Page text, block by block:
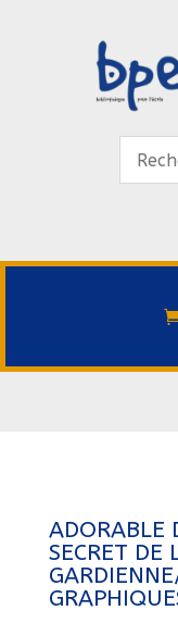
ADORABLE
SECRET DE